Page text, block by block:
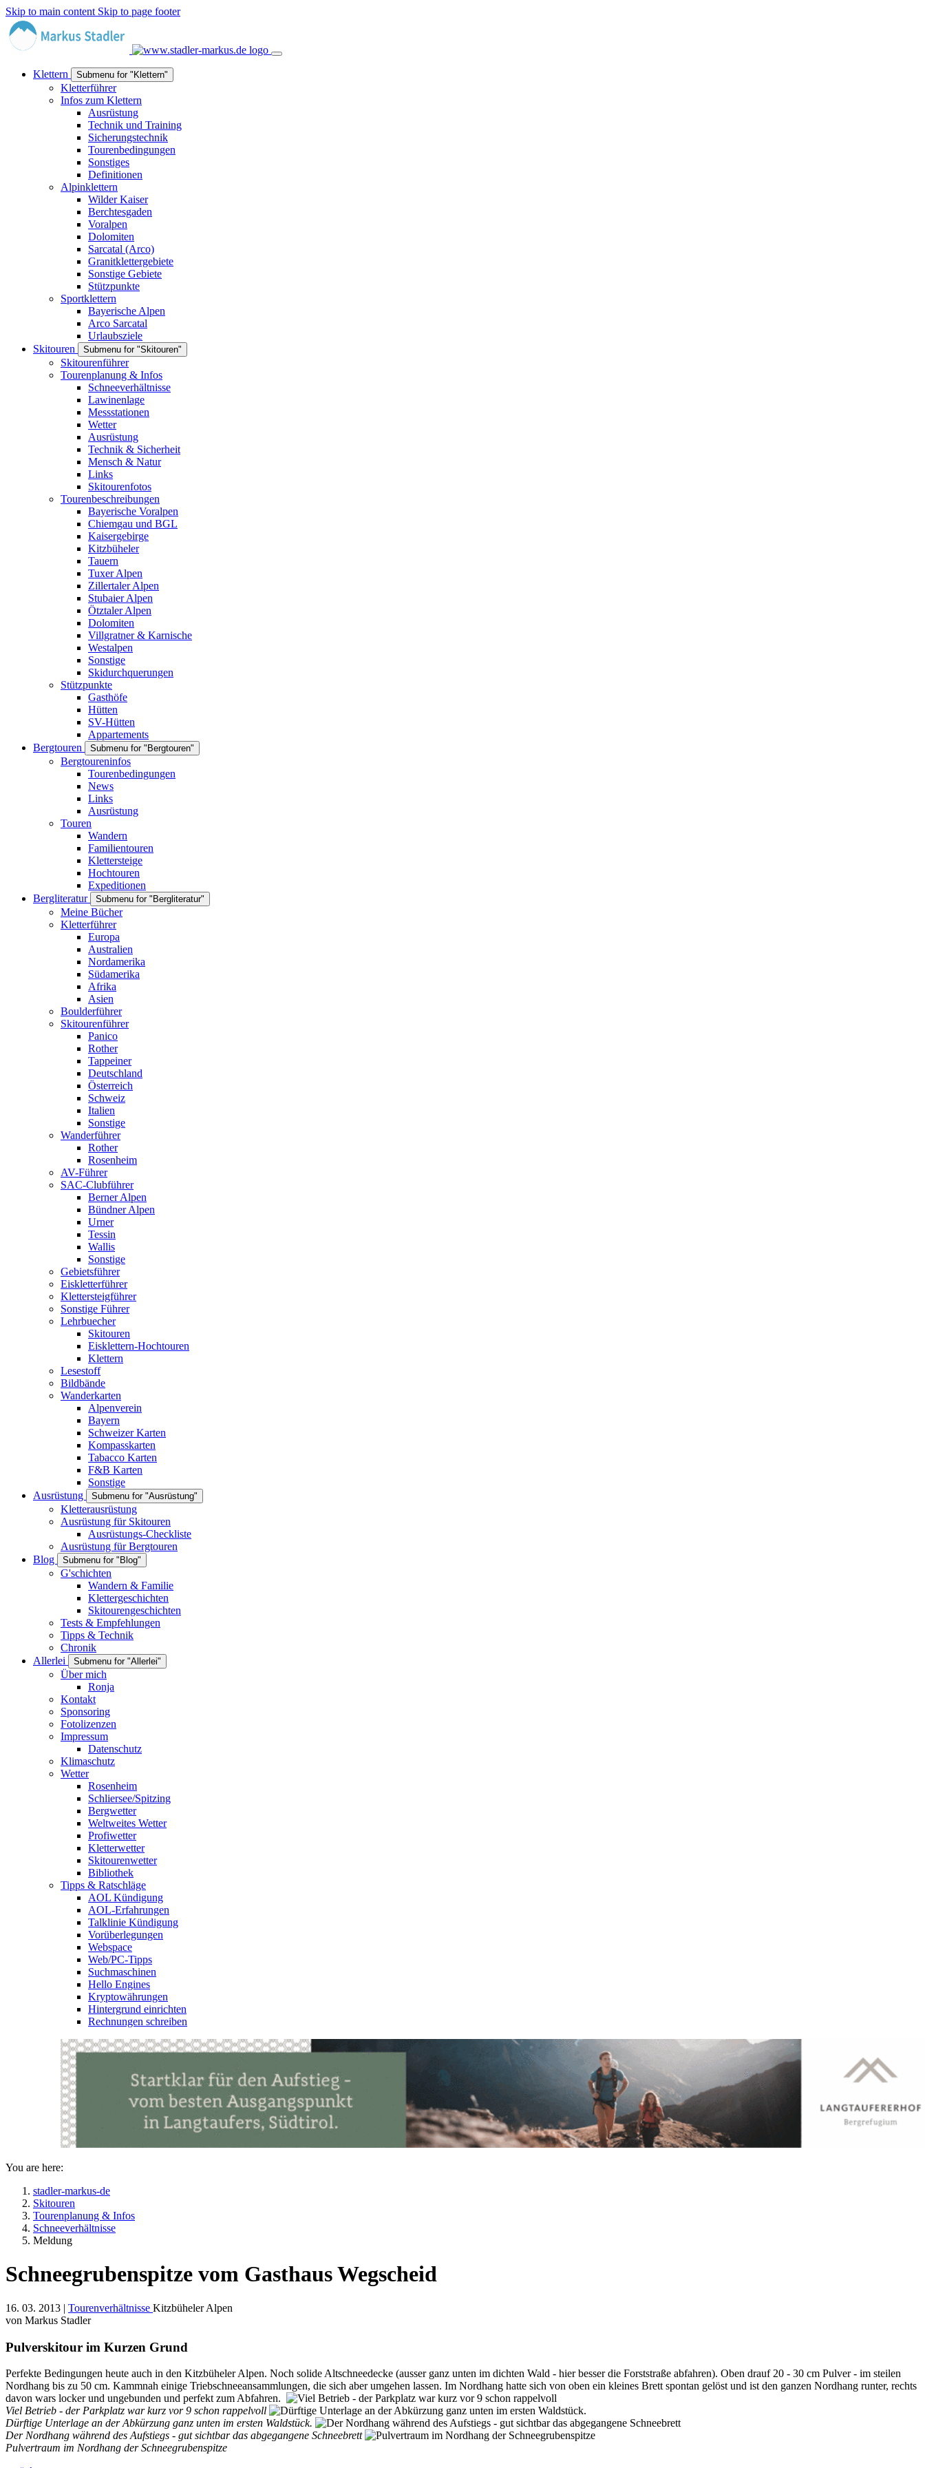
Skip to main content Skip to page footer
Klettern Submenu for "Klettern"
Kletterführer
Infos zum Klettern
Ausrüstung
Technik und Training
Sicherungstechnik
Tourenbedingungen
Sonstiges
Definitionen
Alpinklettern
Wilder Kaiser
Berchtesgaden
Voralpen
Dolomiten
Sarcatal (Arco)
Granitklettergebiete
Sonstige Gebiete
Stützpunkte
Sportklettern
Bayerische Alpen
Arco Sarcatal
Urlaubsziele
Skitouren
Submenu for "Skitouren"
Skitourenführer
Tourenplanung & Infos
Schneeverhältnisse
Lawinenlage
Messstationen
Wetter
Ausrüstung
Technik & Sicherheit
Mensch & Natur
Links
Skitourenfotos
Tourenbeschreibungen
Bayerische Voralpen
Chiemgau und BGL
Kaisergebirge
Kitzbüheler
Tauern
Tuxer Alpen
Zillertaler Alpen
Stubaier Alpen
Ötztaler Alpen
Dolomiten
Villgratner & Karnische
Westalpen
Sonstige
Skidurchquerungen
Stützpunkte
Gasthöfe
Hütten
SV-Hütten
Appartements
Bergtouren
Submenu for "Bergtouren"
Bergtoureninfos
Tourenbedingungen
News
Links
Ausrüstung
Touren
Wandern
Familientouren
Klettersteige
Hochtouren
Expeditionen
Bergliteratur
Submenu for "Bergliteratur"
Meine Bücher
Kletterführer
Europa
Australien
Nordamerika
Südamerika
Afrika
Asien
Boulderführer
Skitourenführer
Panico
Rother
Tappeiner
Deutschland
Österreich
Schweiz
Italien
Sonstige
Wanderführer
Rother
Rosenheim
AV-Führer
SAC-Clubführer
Berner Alpen
Bündner Alpen
Urner
Tessin
Wallis
Sonstige
Gebietsführer
Eiskletterführer
Klettersteigführer
Sonstige Führer
Lehrbuecher
Skitouren
Eisklettern-Hochtouren
Klettern
Lesestoff
Bildbände
Wanderkarten
Alpenverein
Bayern
Schweizer Karten
Kompasskarten
Tabacco Karten
F&B Karten
Sonstige
Ausrüstung
Submenu for "Ausrüstung"
Kletterausrüstung
Ausrüstung für Skitouren
Ausrüstungs-Checkliste
Ausrüstung für Bergtouren
Blog
Submenu for "Blog"
G'schichten
Wandern & Familie
Klettergeschichten
Skitourengeschichten
Tests & Empfehlungen
Tipps & Technik
Chronik
Allerlei
Submenu for "Allerlei"
Über mich
Ronja
Kontakt
Sponsoring
Fotolizenzen
Impressum
Datenschutz
Klimaschutz
Wetter
Rosenheim
Schliersee/Spitzing
Bergwetter
Weltweites Wetter
Profiwetter
Kletterwetter
Skitourenwetter
Bibliothek
Tipps & Ratschläge
AOL Kündigung
AOL-Erfahrungen
Talklinie Kündigung
Vorüberlegungen
Webspace
Web/PC-Tipps
Suchmaschinen
Hello Engines
Kryptowährungen
Hintergrund einrichten
Rechnungen schreiben
You are here:
stadler-markus-de
Skitouren
Tourenplanung & Infos
Schneeverhältnisse
Meldung
Schneegrubenspitze vom Gasthaus Wegscheid
16. 03. 2013 | Tourenverhältnisse Kitzbüheler Alpen
von Markus Stadler
Pulverskitour im Kurzen Grund
Perfekte Bedingungen heute auch in den Kitzbüheler Alpen. Noch solide Altschneedecke (ausser ganz unten im dichten Wald - hier besser die Forststraße abfahren). Oben drauf 20 - 30 cm Pulver - im steilen
Nordhang bis zu 50 cm. Kammnah einige Triebschneeansammlungen, die sich aber umgehen lassen. Im Nordhang hatte sich von oben ein kleines Brett spontan gelöst und ist den ganzen Nordhang runter, rechts
davon wars locker und ungebunden und perfekt zum Abfahren.
Viel Betrieb - der Parkplatz war kurz vor 9 schon rappelvoll
Dürftige Unterlage an der Abkürzung ganz unten im ersten Waldstück.
Der Nordhang während des Aufstiegs - gut sichtbar das abgegangene Schneebrett
Pulvertraum im Nordhang der Schneegrubenspitze